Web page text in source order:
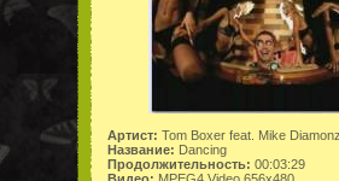
Артист: Tom Boxer feat. Mike
Название: Dancing
Продолжительность: 00:03:29